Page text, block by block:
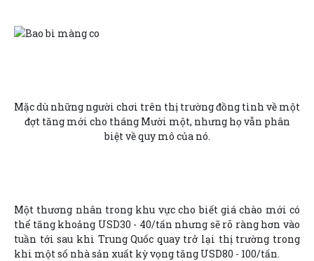
Mặc dù những người chơi trên thị trường đồng tình về một
đợt tăng mới cho tháng Mười một, nhưng họ vẫn phân
biệt về quy mô của nó.
Một thương nhân trong khu vực cho biết giá chào mới có
thể tăng khoảng USD30 - 40/tấn nhưng sẽ rõ ràng hơn vào
tuần tới sau khi Trung Quốc quay trở lại thị trường trong
khi một số nhà sản xuất kỳ vọng tăng USD80 - 100/tấn.